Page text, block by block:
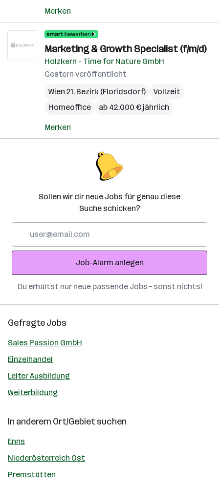
Merken
Marketing & Growth Specialist (f/m/d)
Holzkern - Time for Nature GmbH
Gestern veröffentlicht
Wien 21. Bezirk (Floridsdorf)
Vollzeit
Homeoffice
ab 42.000 € jährlich
Merken
Sollen wir dir neue Jobs für genau diese
Suche schicken?
Adresse
Job-Alarm anlegen
Du erhältst nur neue passende Jobs – sonst nichts!
Gefragte Jobs
Sales Passion GmbH
Einzelhandel
Leiter Ausbildung
Weiterbildung
In anderem Ort/Gebiet suchen
Enns
Niederösterreich Ost
Premstätten